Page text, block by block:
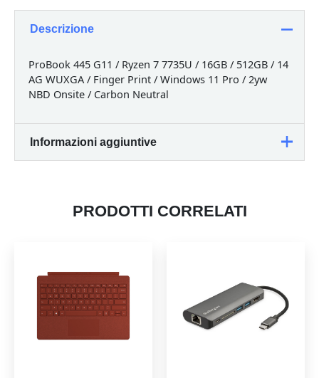
W11P
quantità
Descrizione
ProBook 445 G11 / Ryzen 7 7735U / 16GB / 512GB / 14
AG WUXGA / Finger Print / Windows 11 Pro / 2yw
NBD Onsite / Carbon Neutral
Informazioni aggiuntive
Dimensioni
45,87 × 32,17 × 9,5 cm
PRODOTTI CORRELATI